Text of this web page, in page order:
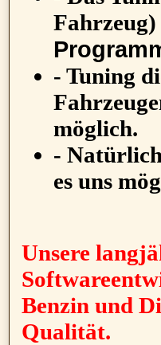
- Tuning
möglich.
-
es uns
Unsere
Benzin und
Qualität.